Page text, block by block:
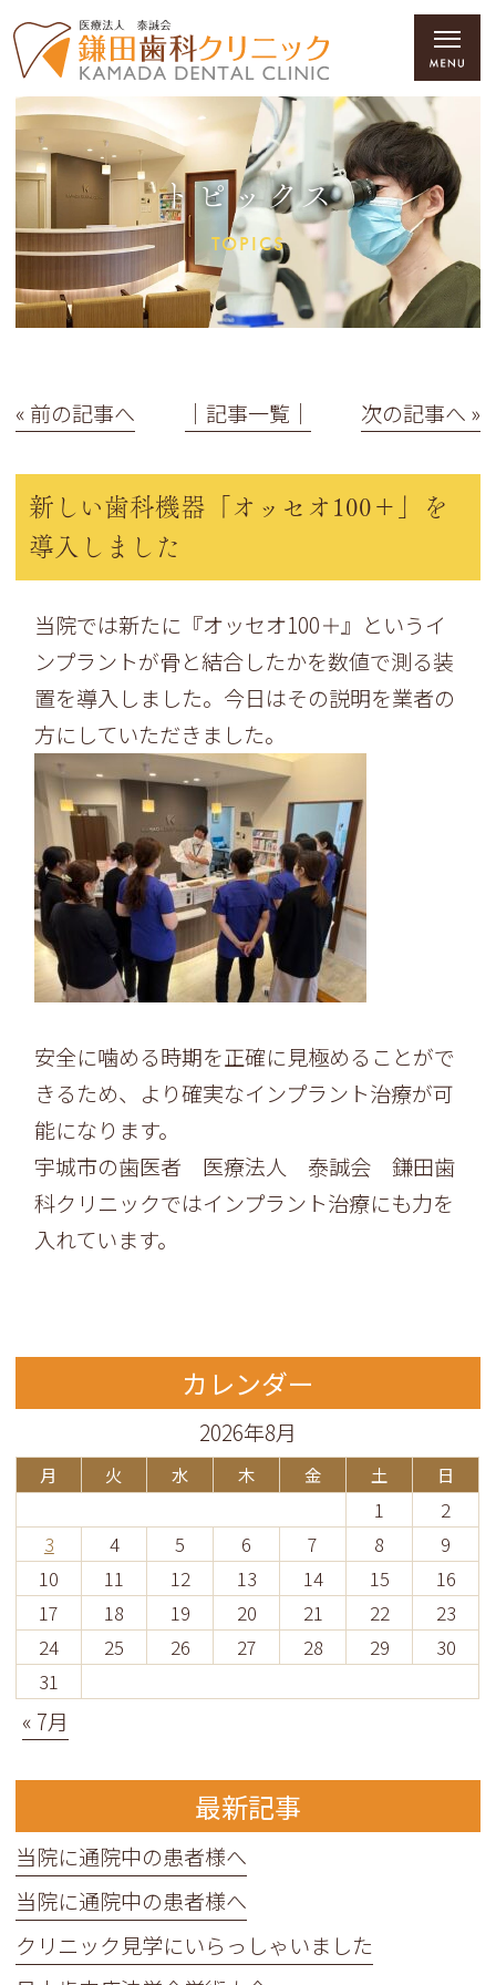
トピックス
TOPICS
« 前の記事へ │記事一覧│ 次の記事へ »
新しい歯科機器「オッセオ100＋」を
導入しました
当院では新たに『オッセオ100＋』というイ
ンプラントが骨と結合したかを数値で測る装
置を導入しました。今日はその説明を業者の
方にしていただきました。
安全に噛める時期を正確に見極めることがで
きるため、より確実なインプラント治療が可
能になります。
宇城市の歯医者 医療法人 泰誠会 鎌田歯
科クリニックではインプラント治療にも力を
入れています。
カレンダー
2026年8月
月 火 水 木 金 土 日
1
2
3
4 5 6 7 8
9
10
11 12 13 14 15
16
17
18 19 20 21 22
23
24
25 26 27 28 29
30
31
« 7月
最新記事
当院に通院中の患者様へ
当院に通院中の患者様へ
クリニック見学にいらっしゃいました